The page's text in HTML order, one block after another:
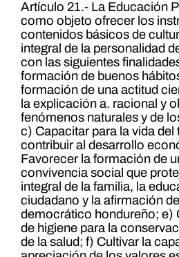
Artículo 21.- La Educación
como objeto ofrecer los
contenidos básicos de
integral de la personalidad
con las siguientes
formación de buenos
formación de una actitud
la explicación a. racional y
fenómenos naturales y de
c) Capacitar para la vida del
contribuir al desarrollo
Favorecer la formación de
convivencia social que
integral de la familia, la
ciudadano y la afirmación
democrático hondureño; e)
de higiene para la
de la salud; f) Cultivar la